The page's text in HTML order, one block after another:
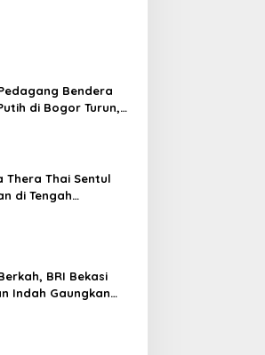
Bendera
di Bogor Turun,
Thera Thai Sentul
di Tengah
BRI Bekasi
Indah Gaungkan